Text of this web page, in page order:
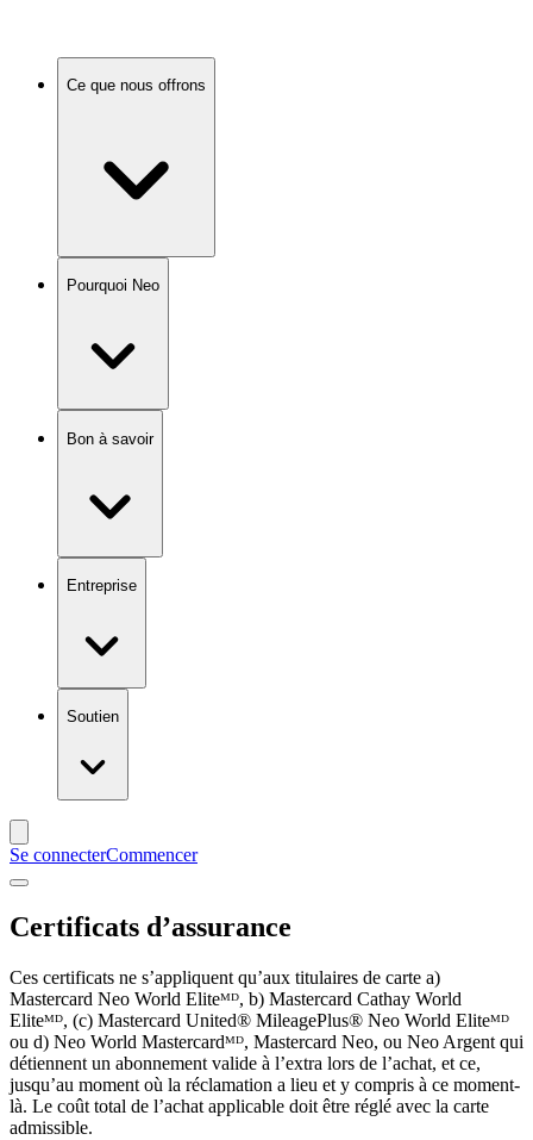
Ce que nous offrons
Pourquoi Neo
Bon à savoir
Entreprise
Soutien
Se connecterCommencer
Certificats d’assurance
Ces certificats ne s’appliquent qu’aux titulaires de carte a)
Mastercard Neo World Eliteᴹᴰ, b) Mastercard Cathay World
Eliteᴹᴰ, (c) Mastercard United® MileagePlus® Neo World Eliteᴹᴰ
ou d) Neo World Mastercardᴹᴰ, Mastercard Neo, ou Neo Argent qui
détiennent un abonnement valide à l’extra lors de l’achat, et ce,
jusqu’au moment où la réclamation a lieu et y compris à ce moment-
là. Le coût total de l’achat applicable doit être réglé avec la carte
admissible.